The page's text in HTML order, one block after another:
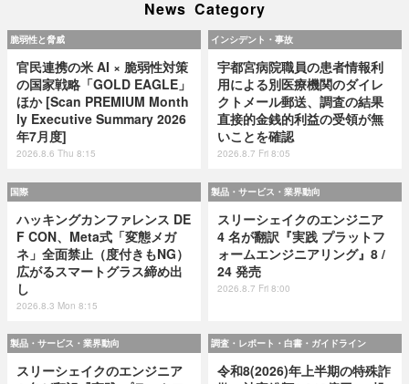
News Category
脆弱性と脅威
官民連携の米 AI × 脆弱性対策
の国家戦略「GOLD EAGLE」
ほか [Scan PREMIUM Month
ly Executive Summary 2026
年7月度]
2026.8.6 Thu 8:15
インシデント・事故
宇都宮病院職員の患者情報利
用による別医療機関のダイレ
クトメール郵送、調査の結果
直接的金銭的利益の受領が無
いことを確認
2026.8.7 Fri 8:05
国際
ハッキングカンファレンス DE
F CON、Meta式「変態メガ
ネ」全面禁止（度付きもNG）
広がるスマートグラス締め出
し
2026.8.3 Mon 8:15
製品・サービス・業界動向
スリーシェイクのエンジニア
4 名が翻訳『実践 プラットフ
ォームエンジニアリング』8 /
24 発売
2026.8.7 Fri 8:00
製品・サービス・業界動向
スリーシェイクのエンジニア
調査・レポート・白書・ガイドライン
令和8(2026)年上半期の特殊詐